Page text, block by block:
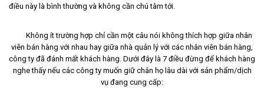
điều này là bình thường và không cần chú tâm tới.
Không ít trường hợp chỉ cần một câu nói không thích hợp giữa nhân
viên bán hàng với nhau hay giữa nhà quản lý với các nhân viên bán hàng,
công ty đã đánh mất khách hàng. Dưới đây là 7 điều đừng để khách hàng
nghe thấy nếu các công ty muốn giữ chân họ lâu dài với sản phẩm/dịch
vụ đang cung cấp: